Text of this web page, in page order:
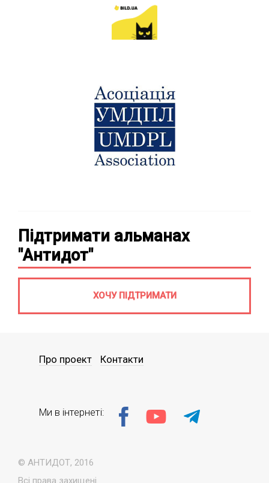
Підтримати альманах
"Антидот"
ХОЧУ ПІДТРИМАТИ
© АНТИДОТ, 2016
Всі права захищені.
Про проект Контакти
Ми в інтернеті: